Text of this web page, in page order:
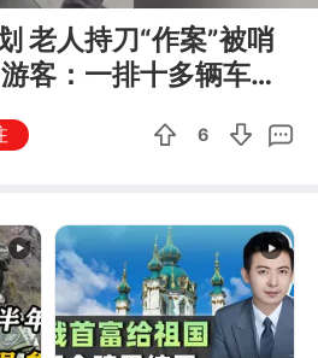
老人持刀“作案”被哨
客：一排十多辆车全
在进一步侦查中
6